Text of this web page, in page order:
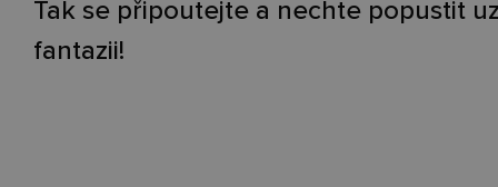
Tak se připoutejte a nechte popustit
fantazii!